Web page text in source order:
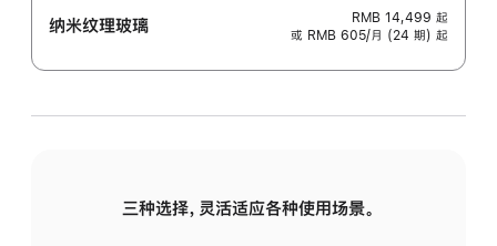
纳米纹理玻璃 RMB 14,499 起
或 RMB 605/月 (24 期) 起
三种选择，灵活适应各种使用场景。